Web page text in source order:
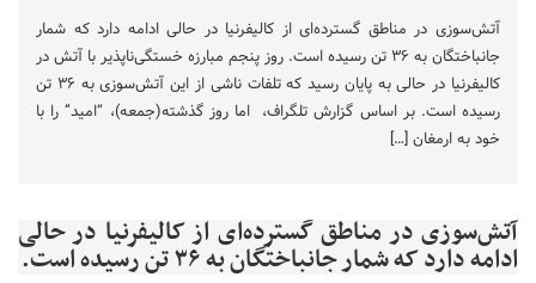
آتش‌سوزی در مناطق گسترده‌ای از کالیفرنیا در حالی ادامه دارد که شمار
جانباختگان به ۳۶ تن رسیده است. روز پنجم مبارزه خستگی‌ناپذیر با آتش در
کالیفرنیا در حالی به پایان رسید که تلفات ناشی از این آتش‌سوزی‌ به ۳۶ تن
رسیده است. بر اساس گزارش تلگراف، اما روز گذشته(جمعه)، “امید” را با
خود به ارمغان […]
آتش‌سوزی در مناطق گسترده‌ای از کالیفرنیا در حالی
ادامه دارد که شمار جانباختگان به ۳۶ تن رسیده است.